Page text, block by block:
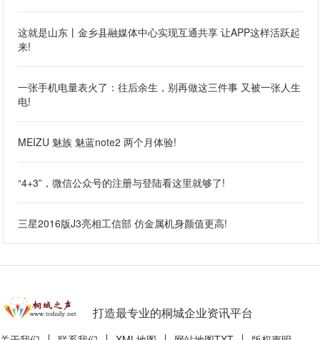
这就是山东丨金乡县融媒体中心实现互通共享 让APP这样活跃起
来!
一张手机电量表火了：往后余生，别再做这三件事 又被一张人生
电!
MEIZU 魅族 魅蓝note2 两个月体验!
“4+3”，微信公众号的注册与登陆看这里就够了!
三星2016版J3亮相工信部 仿金属机身颜值更高!
打造最专业的桐城企业资讯平台